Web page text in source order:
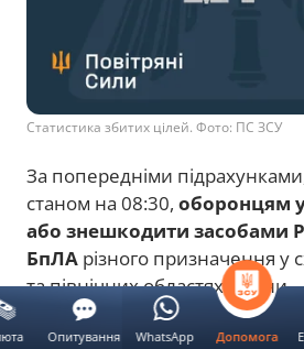
Статистика збитих цілей. Фото: ПС ЗСУ
За попередніми
станом на 08:30, оборонцям
або знешкодити засобами
БпЛА різного призначення у
та північних областях країни.
Читайте також: Допомога
Опитування WhatsApp